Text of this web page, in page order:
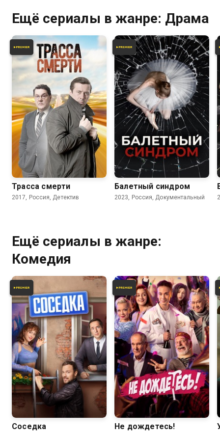
Ещё сериалы в жанре: Драма
7.3 6.0
Трасса смерти
2017, Россия, Детектив
Балетный синдром
2023, Россия, Документальный
Ещё сериалы в жанре:
Комедия
6.3
Соседка
5.6
Не дождетесь!